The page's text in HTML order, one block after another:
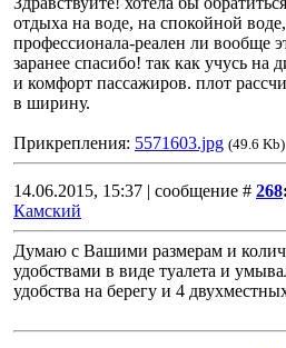
отдыха на воде, на спокойной
профессионала-реален ли вообще
заранее спасибо! так как учусь
и комфорт пассажиров. плот
в ширину.
Прикрепления: 5571603.jpg (49.6 Kb)
14.06.2015, 15:37 | сообщение # 268:
Камский
Думаю с Вашими размерам и
удобствами в виде туалета и
удобства на берегу и 4